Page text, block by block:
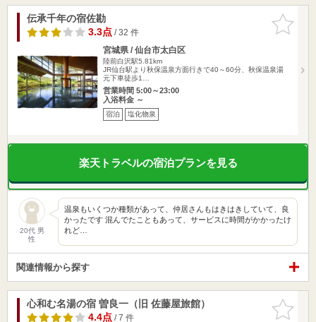
お気に入
りに追加
伝承千年の宿佐勘
3.3点/ 32 件
宮城県 / 仙台市太白区
陸前白沢駅5.81km
JR仙台駅より秋保温泉方面行きで40～60分、秋保温泉湯
元下車徒歩1…
営業時間 5:00～23:00
入浴料金 ～
宿泊 塩化物泉
楽天トラベルの宿泊プランを見る
20代 男
性
温泉もいくつか種類があって、仲居さんもはきはきしていて、良
かったです 混んでたこともあって、サービスに時間がかかったけ
れど…
関連情報から探す
お気に入
りに追加
心和む名湯の宿 曽良一（旧 佐藤屋旅館）
4.4点/ 7 件